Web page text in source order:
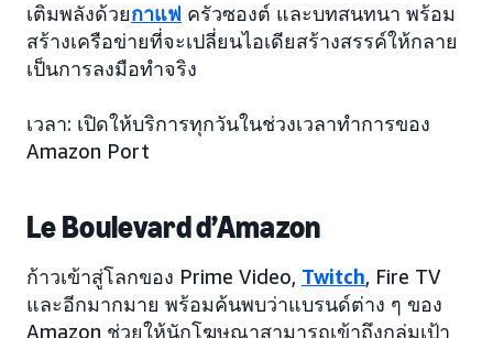
เติมพลังด้วยกาแฟ ครัวซองต์ และบทสนทนา พร้อม
สร้างเครือข่ายที่จะเปลี่ยนไอเดียสร้างสรรค์ให้กลาย
เป็นการลงมือทำจริง
เวลา: เปิดให้บริการทุกวันในช่วงเวลาทำการของ
Amazon Port
Le Boulevard d’Amazon
ก้าวเข้าสู่โลกของ Prime Video, Twitch, Fire TV
และอีกมากมาย พร้อมค้นพบว่าแบรนด์ต่าง ๆ ของ
Amazon ช่วยให้นักโฆษณาสามารถเข้าถึงกลุ่มเป้า